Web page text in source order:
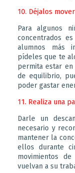
10. Déjalos
Para algunos
concentrados
alumnos más
pídeles que te
permita estar en
de equilibrio,
poder gastar
11. Realiza una
Darle un
necesario y
mantener la
ellos durante
movimientos
vuelvan a su